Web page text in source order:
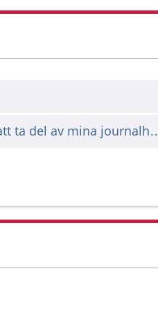
Samtycke för att